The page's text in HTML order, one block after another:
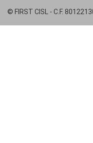
© FIRST CISL - C.F.